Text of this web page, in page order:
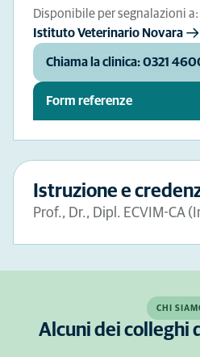
Disponibile per segnalazioni a:
Istituto Veterinario Novara
Chiama la clinica: 0321
Form referenze
Istruzione e
Prof., Dr., Dipl. ECVIM-CA
CHI
Alcuni dei colleghi